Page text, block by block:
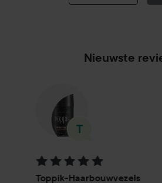
Nieuwste
Beoordeling: 5 van de 5
Toppik-Haarbouwvezels